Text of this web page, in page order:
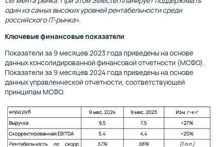
один из самых высоких уровней рентабельности среди
российского IT-рынка».
Ключевые финансовые показатели
Показатели за 9 месяцев 2023 года приведены на основе
данных консолидированной финансовой отчетности (МСФО).
Показатели за 9 месяцев 2024 года приведены на основе
данных управленческой отчетности, соответствующей
принципам МСФО.